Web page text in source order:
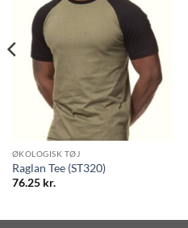
ØKOLOGISK TØJ
Raglan Tee (ST320)
76.25 kr.